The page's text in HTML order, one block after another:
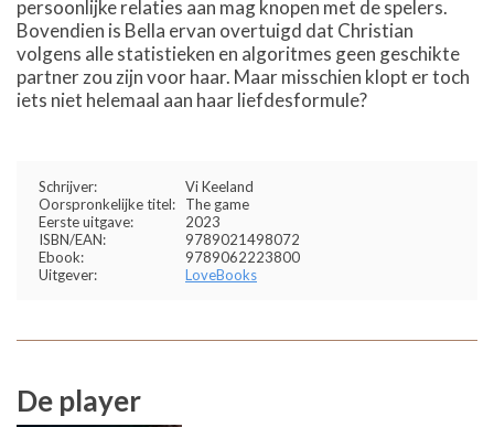
persoonlijke relaties aan mag knopen met de spelers.
Bovendien is Bella ervan overtuigd dat Christian
volgens alle statistieken en algoritmes geen geschikte
partner zou zijn voor haar. Maar misschien klopt er toch
iets niet helemaal aan haar liefdesformule?
Schrijver:
Vi Keeland
Oorspronkelijke titel:
The game
Eerste uitgave:
2023
ISBN/EAN:
9789021498072
Ebook:
9789062223800
Uitgever:
LoveBooks
De player